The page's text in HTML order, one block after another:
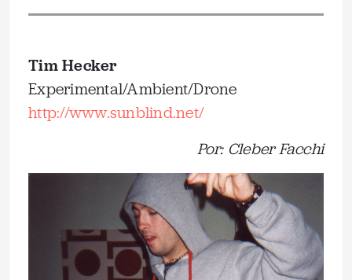
Tim Hecker
Experimental/Ambient/Drone
http://www.sunblind.net/
Por: Cleber Facchi